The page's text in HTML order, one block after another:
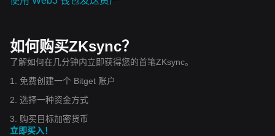
如何购买ZKsync？
了解如何在几分钟内立即获得您的首笔ZKsync。
1. 免费创建一个 Bitget 账户
2. 选择一种资金方式
3. 购买目标加密货币
立即买入！